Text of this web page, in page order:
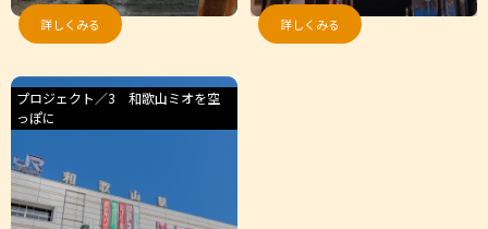
詳しくみる 詳しくみる
プロジェクト／3 和歌山ミオを空
っぽに